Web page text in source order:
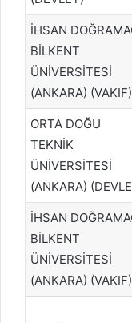
İHSAN
BİLKENT
ÜNİVERSİTESİ
(ANKARA) (VAKIF)
ORTA DOĞU
TEKNİK
ÜNİVERSİTESİ
(ANKARA)
İHSAN
BİLKENT
ÜNİVERSİTESİ
(ANKARA) (VAKIF)